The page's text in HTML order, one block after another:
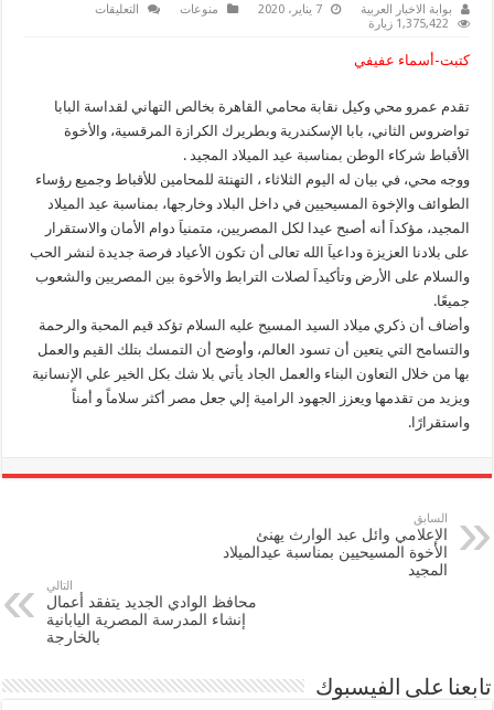
بوابة الاخبار العربية 7 يناير، 2020 منوعات التعليقات
قيم
المحبة
والرحمة
1,375,422 زيارة
كتبت-أسماء عفيفي
تقدم عمرو محي وكيل نقابة محامي القاهرة بخالص التهاني لقداسة البابا
تواضروس الثاني، بابا الإسكندرية وبطريرك الكرازة المرقسية، والأخوة
الأقباط شركاء الوطن بمناسبة عيد الميلاد المجيد .
ووجه محي، في بيان له اليوم الثلاثاء ، التهنئة للمحامين للأقباط وجميع رؤساء
الطوائف والإخوة المسيحيين في داخل البلاد وخارجها، بمناسبة عيد الميلاد
المجيد، مؤكداَ أنه أصبح عيدا لكل المصريين، متمنياَ دوام الأمان والاستقرار
على بلادنا العزيزة وداعياَ الله تعالى أن تكون الأعياد فرصة جديدة لنشر الحب
والسلام على الأرض وتأكيداَ لصلات الترابط والأخوة بين المصريين والشعوب
جميعًا.
وأضاف أن ذكري ميلاد السيد المسيح عليه السلام تؤكد قيم المحبة والرحمة
والتسامح التي يتعين أن تسود العالم، وأوضح أن التمسك بتلك القيم والعمل
بها من خلال التعاون البناء والعمل الجاد يأتي بلا شك بكل الخير علي الإنسانية
ويزيد من تقدمها ويعزز الجهود الرامية إلي جعل مصر أكثر سلاماً و أمناً
واستقرارًا.
السابق
الإعلامي وائل عبد الوارث يهنئ
الأخوة المسيحيين بمناسبة عيدالميلاد
المجيد
التالي
محافظ الوادي الجديد يتفقد أعمال
إنشاء المدرسة المصرية اليابانية
بالخارجة
تابعنا على الفيسبوك